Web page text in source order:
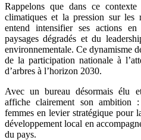
Rappelons que dans ce
climatiques et la pression sur les
entend intensifier ses actions
paysages dégradés et du
environnementale. Ce dynamisme
de la participation nationale à
d’arbres à l’horizon 2030.
Avec un bureau désormais élu
affiche clairement son ambition :
femmes en levier stratégique pour
développement local en
du pays.